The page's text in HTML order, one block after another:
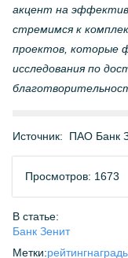
акцент на
стремимся к
проектов, которые
исследования по
Источник: ПАО Банк
Просмотров: 1673
В статье:
Банк Зенит
Метки:рейтинг